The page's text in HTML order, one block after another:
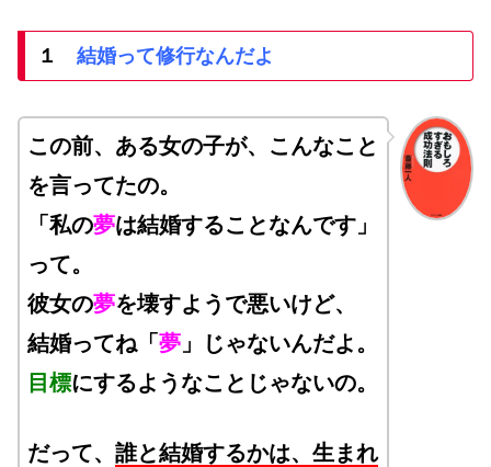
１ 結婚って修行なんだよ
この前、ある女の子が、こんなこと
を言ってたの。
「私の夢は結婚することなんです」
って。
彼女の夢を壊すようで悪いけど、
結婚ってね「 夢 」じゃないんだよ。
目標にするようなことじゃないの。
だって、 誰と結婚するかは、生まれ